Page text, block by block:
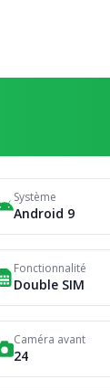
Système
Android 9
Fonctionnalité
Double SIM
Caméra avant
24